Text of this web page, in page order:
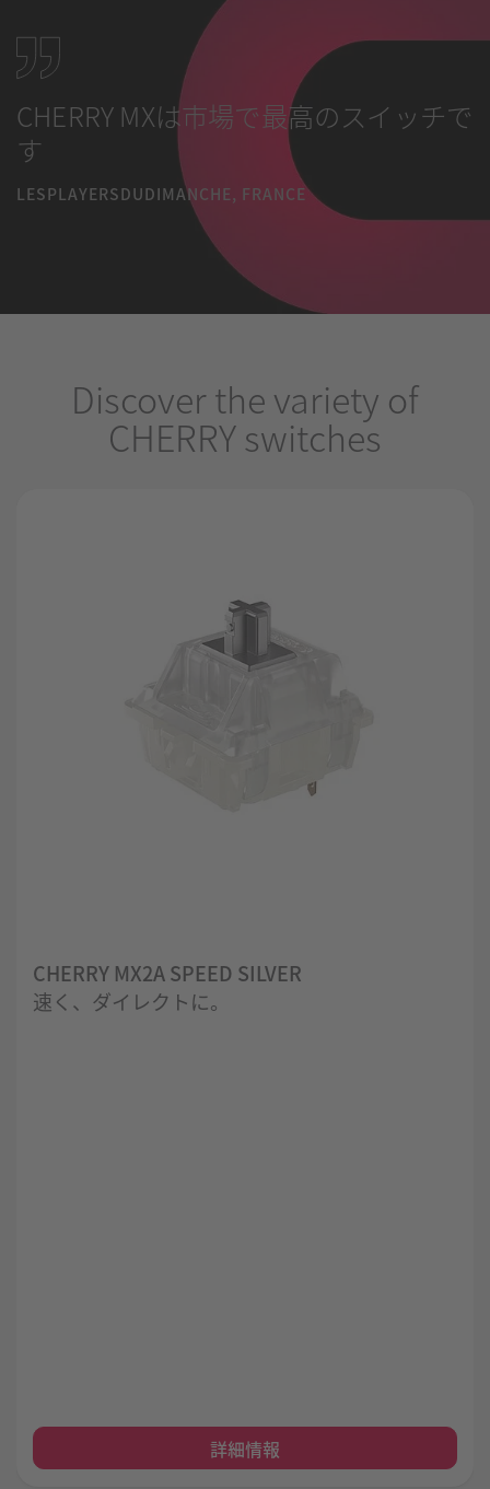
CHERRY MXは市場で最高のスイッチで
す
LESPLAYERSDUDIMANCHE, FRANCE
Discover the variety of
CHERRY switches
CHERRY MX2A SPEED SILVER
速く、ダイレクトに。
詳細情報